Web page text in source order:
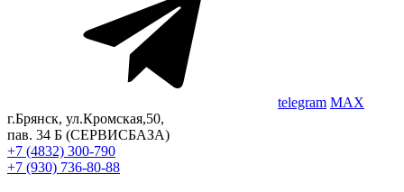
telegram MAX
г.Брянск, ул.Кромская,50,
пав. 34 Б (СЕРВИСБАЗА)
+7 (4832) 300-790
+7 (930) 736-80-88